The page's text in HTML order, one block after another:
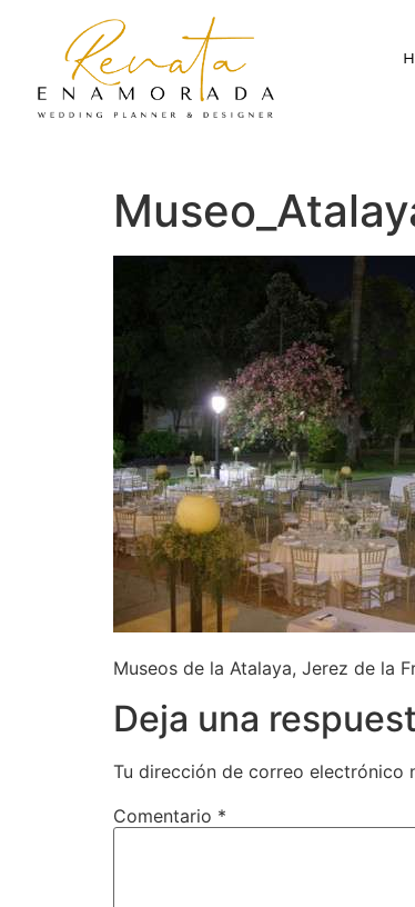
Museos de la Atalaya, Jerez de la
Deja una
Tu dirección de correo electrónico
Comentario *